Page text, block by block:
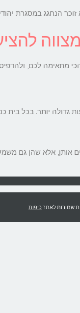
הנחגג במסגרת
מתאימה לכם,
גדולה יותר. בכל
אותן, אלא שהן גם
שמורות לאתרכיפות